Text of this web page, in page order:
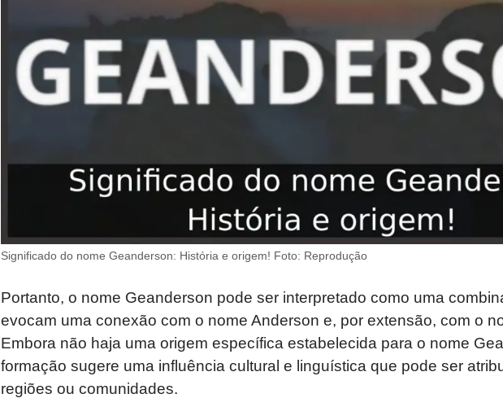
Significado do nome Geanderson: História e origem! Foto: Reprodução
Portanto, o nome Geanderson pode ser interpretado como uma
evocam uma conexão com o nome Anderson e, por extensão, com o
Embora não haja uma origem específica estabelecida para o nome
formação sugere uma influência cultural e linguística que pode ser
regiões ou comunidades.